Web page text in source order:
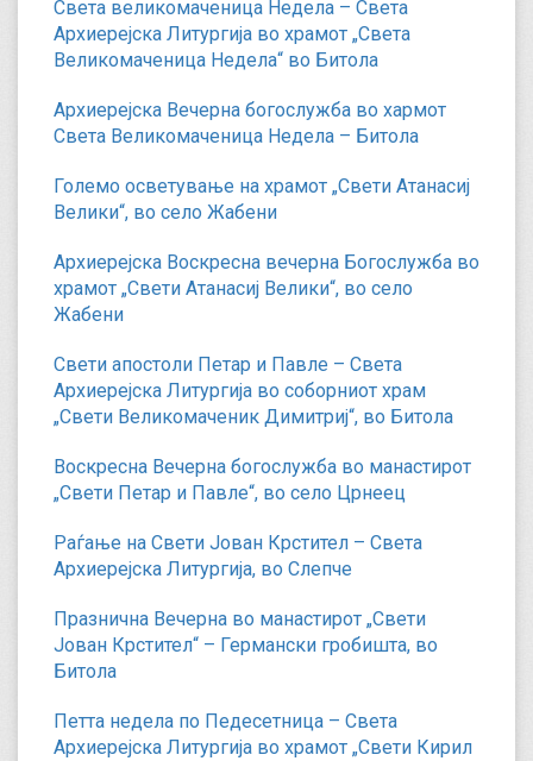
Света великомаченица Недела – Света
Архиерејска Литургија во храмот „Света
Великомаченица Недела“ во Битола
Архиерејска Вечерна богослужба во хармот
Света Великомаченица Недела – Битола
Големо осветување на храмот „Свети Атанасиј
Велики“, во село Жабени
Архиерејска Воскресна вечерна Богослужба во
храмот „Свети Атанасиј Велики“, во село
Жабени
Свети апостоли Петар и Павле – Света
Архиерејска Литургија во соборниот храм
„Свети Великомаченик Димитриј“, во Битола
Воскресна Вечерна богослужба во манастирот
„Свети Петар и Павле“, во село Црнеец
Раѓање на Свети Јован Крстител – Света
Архиерејска Литургија, во Слепче
Празнична Вечерна во манастирот „Свети
Јован Крстител“ – Германски гробишта, во
Битола
Петта недела по Педесетница – Света
Архиерејска Литургија во храмот „Свети Кирил